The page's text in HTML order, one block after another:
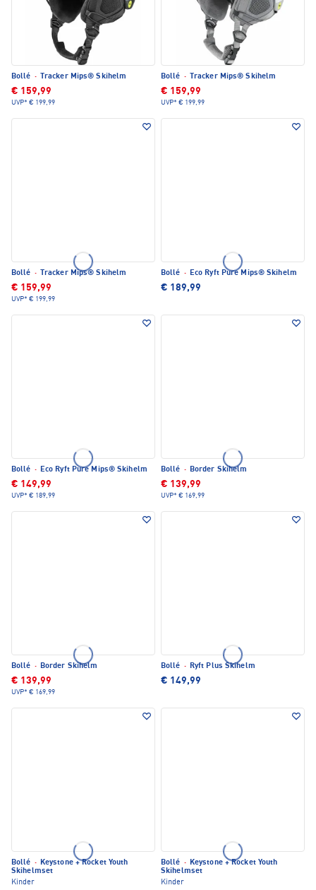
Bollé · Tracker Mips® Skihelm
€ 159,99
UVP* € 199,99
Bollé · Tracker Mips® Skihelm
€ 159,99
UVP* € 199,99
Bollé · Tracker Mips® Skihelm
€ 159,99
UVP* € 199,99
Bollé · Eco Ryft Pure Mips® Skihelm
€ 189,99
Bollé · Eco Ryft Pure Mips® Skihelm
€ 149,99
UVP* € 189,99
Bollé · Border Skihelm
€ 139,99
UVP* € 169,99
Bollé · Border Skihelm
€ 139,99
UVP* € 169,99
Bollé · Ryft Plus Skihelm
€ 149,99
Bollé · Keystone + Rocket Youth
Skihelmset
Kinder
Bollé · Keystone + Rocket Youth
Skihelmset
Kinder